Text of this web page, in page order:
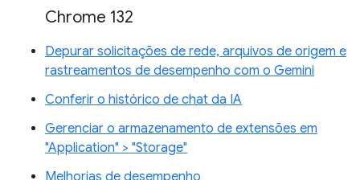
Chrome 132
Depurar solicitações de rede, arquivos de origem e
rastreamentos de desempenho com o Gemini
Conferir o histórico de chat da IA
Gerenciar o armazenamento de extensões em
"Application" > "Storage"
Melhorias de desempenho